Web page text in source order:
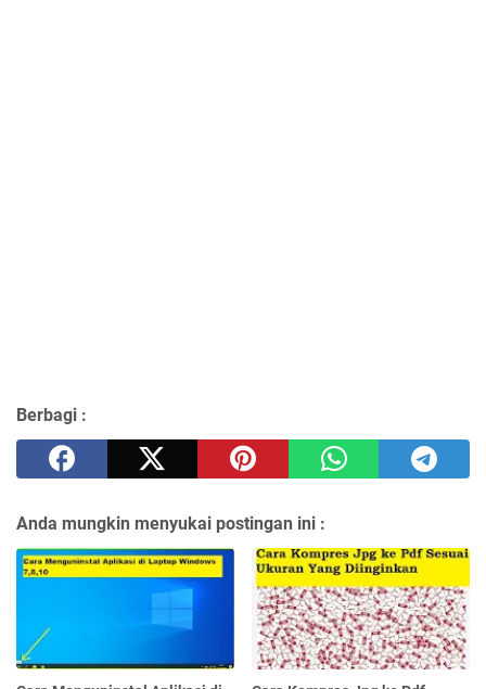
Berbagi :
Anda mungkin menyukai postingan ini :